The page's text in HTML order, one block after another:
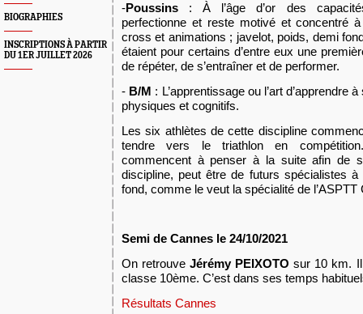
BIOGRAPHIES
INSCRIPTIONS À PARTIR
DU 1ER JUILLET 2026
-Poussins : À l’âge d’or des
perfectionne et reste motivé et concentré
cross et animations ; javelot, poids, demi
étaient pour certains d’entre eux une
de répéter, de s’entraîner et de performer.
- B/M : L’apprentissage ou l’art d’apprendre
physiques et cognitifs.
Les six athlètes de cette discipline
tendre vers le triathlon en
commencent àpenser à la suite afin de
discipline, peut être de futurs spécialistes à
fond, comme le veut la spécialité de l’ASPTT
Semi de Cannes le 24/10/2021
On retrouve Jérémy PEIXOTOsur 10 km. Il
classe 10ème. C’est dans ses temps
Résultats Cannes